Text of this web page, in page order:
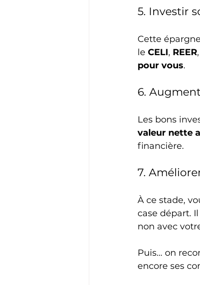
5. Investir
Cette
le CELI, REER,
pour vous.
6.
Les bons
valeur nette
financière.
7.
À ce stade,
case départ.
non avec
Puis… on
encore ses